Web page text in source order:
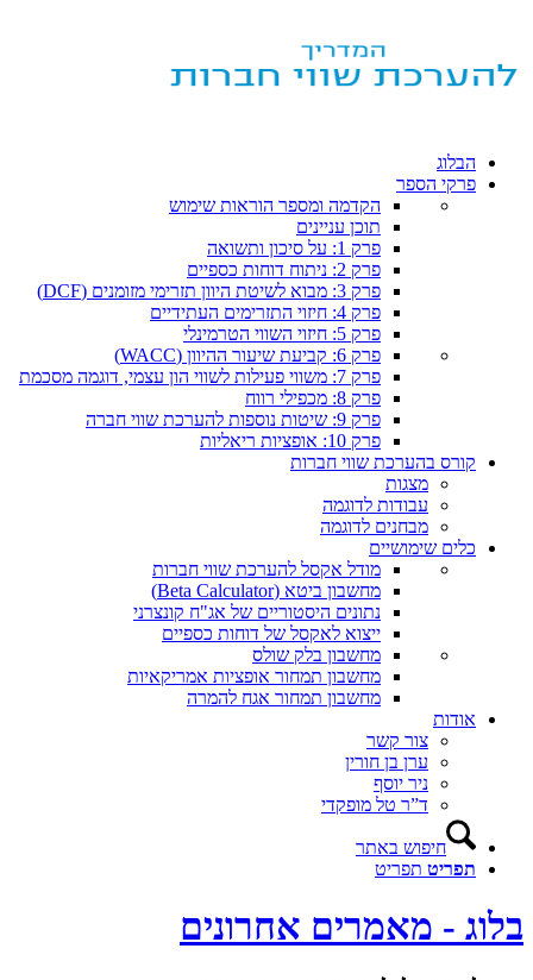
הבלוג
פרקי הספר
הקדמה ומספר הוראות שימוש
תוכן עניינים
פרק 1: על סיכון ותשואה
פרק 2: ניתוח דוחות כספיים
פרק 3: מבוא לשיטת היוון תזרימי מזומנים (DCF)
פרק 4: חיזוי התזרימים העתידיים
פרק 5: חיזוי השווי הטרמינלי
פרק 6: קביעת שיעור ההיוון (WACC)
פרק 7: משווי פעילות לשווי הון עצמי, דוגמה מסכמת
פרק 8: מכפילי רווח
פרק 9: שיטות נוספות להערכת שווי חברה
פרק 10: אופציות ריאליות
קורס בהערכת שווי חברות
מצגות
עבודות לדוגמה
מבחנים לדוגמה
כלים שימושיים
מודל אקסל להערכת שווי חברות
מחשבון ביטא (Beta Calculator)
נתונים היסטוריים של אג"ח קונצרני
ייצוא לאקסל של דוחות כספיים
מחשבון בלק שולס
מחשבון תמחור אופציות אמריקאיות
מחשבון תמחור אגח להמרה
אודות
צור קשר
ערן בן חורין
ניר יוסף
ד”ר טל מופקדי
חיפוש באתר
תפריט תפריט
בלוג - מאמרים אחרונים